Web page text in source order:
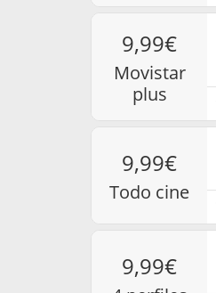
9,99€
movistar
plus
9,99€
todo cine
9,99€